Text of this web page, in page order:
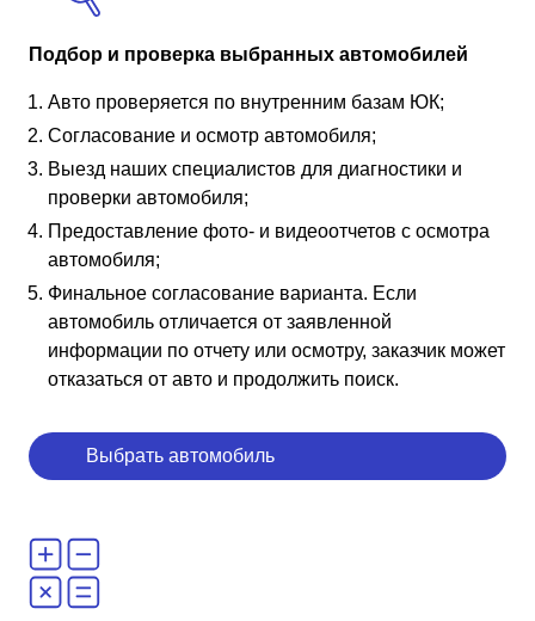
Подбор и проверка выбранных автомобилей
Авто проверяется по внутренним базам ЮК;
Согласование и осмотр автомобиля;
Выезд наших специалистов для диагностики и
проверки автомобиля;
Предоставление фото- и видеоотчетов с осмотра
автомобиля;
Финальное согласование варианта. Если
автомобиль отличается от заявленной
информации по отчету или осмотру, заказчик может
отказаться от авто и продолжить поиск.
Выбрать автомобиль